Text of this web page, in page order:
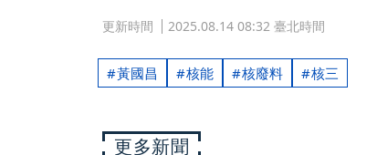
更新時間 2025.08.14 08:32 臺北時間
黃國昌 核能 核廢料 核三
更多新聞